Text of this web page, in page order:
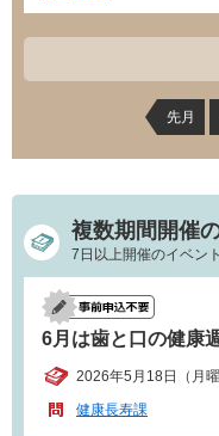
先月
複数期間開催
7日以上開催のイベン
6月は歯と口の健康
2026年5月18日（月
健康長寿課